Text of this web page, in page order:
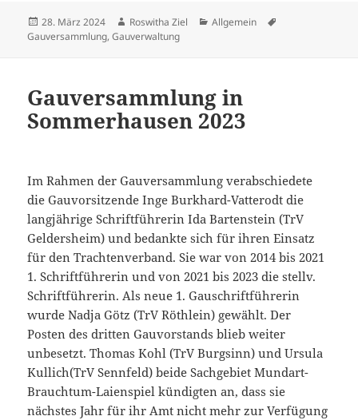
Veröffentlicht
am
28. März 2024 Autor
Roswitha Ziel Kategorien
Allgemein
Gauversammlung,Gauverwaltung
Gauversammlung in
Sommerhausen 2023
Im Rahmen der Gauversammlung verabschiedete
die Gauvorsitzende Inge Burkhard-Vatterodt die
langjährige Schriftführerin Ida Bartenstein (TrV
Geldersheim) und bedankte sich für ihren Einsatz
für den Trachtenverband. Sie war von 2014 bis 2021
1. Schriftführerin und von 2021 bis 2023 die stellv.
Schriftführerin. Als neue 1. Gauschriftführerin
wurde Nadja Götz (TrV Röthlein) gewählt. Der
Posten des dritten Gauvorstands blieb weiter
unbesetzt. Thomas Kohl (TrV Burgsinn) und Ursula
Kullich(TrV Sennfeld) beide Sachgebiet Mundart-
Brauchtum-Laienspiel kündigten an, dass sie
nächstes Jahr für ihr Amt nicht mehr zur Verfügung